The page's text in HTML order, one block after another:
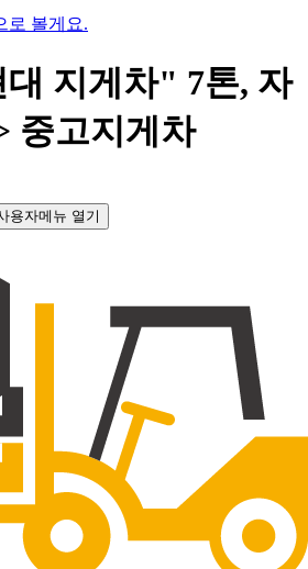
로 볼게요.
대 지게차" 7톤, 자
중고지게차
용자메뉴 열기